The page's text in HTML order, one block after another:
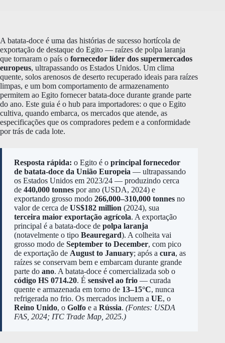
A batata-doce é uma das histórias de sucesso hortícola de
exportação de destaque do Egito — raízes de polpa laranja
que tornaram o país o fornecedor líder dos supermercados
europeus, ultrapassando os Estados Unidos. Um clima
quente, solos arenosos de deserto recuperado ideais para raízes
limpas, e um bom comportamento de armazenamento
permitem ao Egito fornecer batata-doce durante grande parte
do ano. Este guia é o hub para importadores: o que o Egito
cultiva, quando embarca, os mercados que atende, as
especificações que os compradores pedem e a conformidade
por trás de cada lote.
Resposta rápida: o Egito é o principal fornecedor
de batata-doce da União Europeia — ultrapassando
os Estados Unidos em 2023/24 — produzindo cerca
de 440,000 tonnes por ano (USDA, 2024) e
exportando grosso modo 266,000–310,000 tonnes no
valor de cerca de US$182 million (2024), sua
terceira maior exportação agrícola. A exportação
principal é a batata-doce de polpa laranja
(notavelmente o tipo Beauregard). A colheita vai
grosso modo de September to December, com pico
de exportação de August to January; após a cura, as
raízes se conservam bem e embarcam durante grande
parte do ano. A batata-doce é comercializada sob o
código HS 0714.20. É sensível ao frio — curada
quente e armazenada em torno de 13–15°C, nunca
refrigerada no frio. Os mercados incluem a UE, o
Reino Unido, o Golfo e a Rússia. (Fontes: USDA
FAS, 2024; ITC Trade Map, 2025.)